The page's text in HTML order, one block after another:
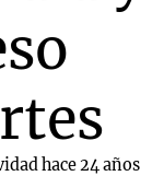
hace 24 años